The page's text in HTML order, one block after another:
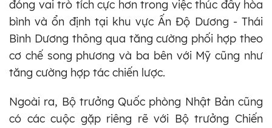
đóng vai trò tích cực hơn trong việc thúc đẩy hòa
bình và ổn định tại khu vực Ấn Độ Dương - Thái
Bình Dương thông qua tăng cường phối hợp theo
cơ chế song phương và ba bên với Mỹ cũng như
tăng cường hợp tác chiến lược.
Ngoài ra, Bộ trưởng Quốc phòng Nhật Bản cũng
có các cuộc gặp riêng rẽ với Bộ trưởng Chiến